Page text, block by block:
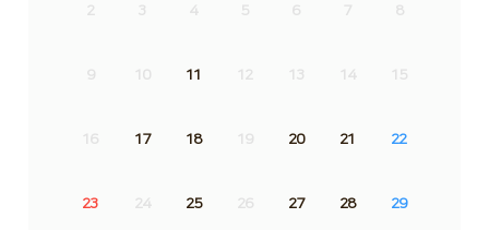
2 3 4 5 6 7 8
9 10 11 12 13 14 15
16 17 18 19 20 21 22
23 24 25 26 27 28 29